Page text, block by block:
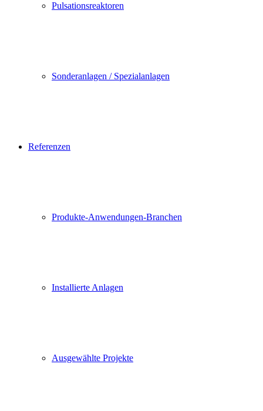
Pulsationsreaktoren
Sonderanlagen / Spezialanlagen
Referenzen
Produkte-Anwendungen-Branchen
Installierte Anlagen
Ausgewählte Projekte